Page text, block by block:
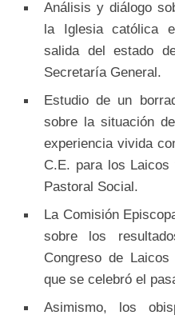
Análisis y diálogo
la Iglesia católica
salida del estado
Secretaría General.
Estudio de un
sobre la situación
experiencia vivida
C.E. para los
Pastoral Social.
La Comisión
sobre los
Congreso de
que se celebró el
Asimismo, los